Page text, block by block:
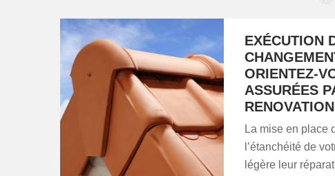
EXÉCUTION
ORIENTEZ-
ASSURÉES
RENOVATION
La mise en place
l’étanchéité de
légère leur